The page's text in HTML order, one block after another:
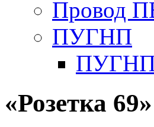
Провод
ПУГНП
«Розетка 69»